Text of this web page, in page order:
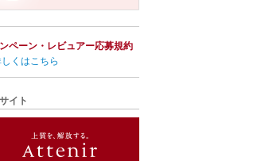
ペーン・レビュアー応募規約
くはこちら
イト